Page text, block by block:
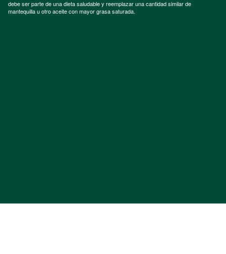
debe ser parte de una dieta saludable y reemplazar una cantidad similar de
mantequilla u otro aceite con mayor grasa saturada.